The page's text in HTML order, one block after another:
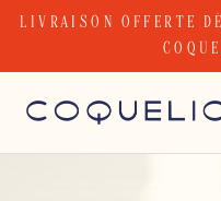
Skip
LIVRAISON OFFERTE